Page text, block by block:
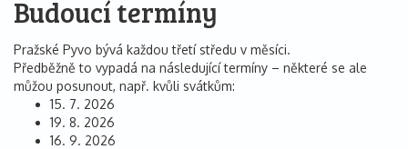
Budoucí termíny
Pražské Pyvo bývá každou třetí středu v měsíci.
Předběžně to vypadá na následující termíny – některé se ale
můžou posunout, např. kvůli svátkům:
15. 7. 2026
19. 8. 2026
16. 9. 2026